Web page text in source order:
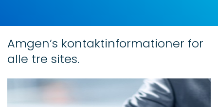
Amgen’s kontaktinformationer for
alle tre sites.